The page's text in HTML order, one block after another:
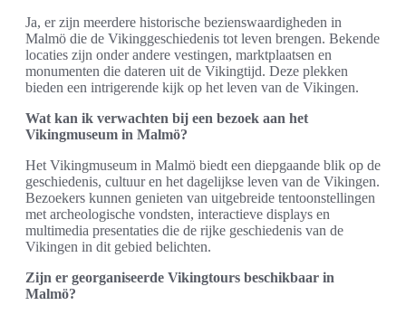
Ja, er zijn meerdere historische bezienswaardigheden in
Malmö die de Vikinggeschiedenis tot leven brengen. Bekende
locaties zijn onder andere vestingen, marktplaatsen en
monumenten die dateren uit de Vikingtijd. Deze plekken
bieden een intrigerende kijk op het leven van de Vikingen.
Wat kan ik verwachten bij een bezoek aan het
Vikingmuseum in Malmö?
Het Vikingmuseum in Malmö biedt een diepgaande blik op de
geschiedenis, cultuur en het dagelijkse leven van de Vikingen.
Bezoekers kunnen genieten van uitgebreide tentoonstellingen
met archeologische vondsten, interactieve displays en
multimedia presentaties die de rijke geschiedenis van de
Vikingen in dit gebied belichten.
Zijn er georganiseerde Vikingtours beschikbaar in
Malmö?